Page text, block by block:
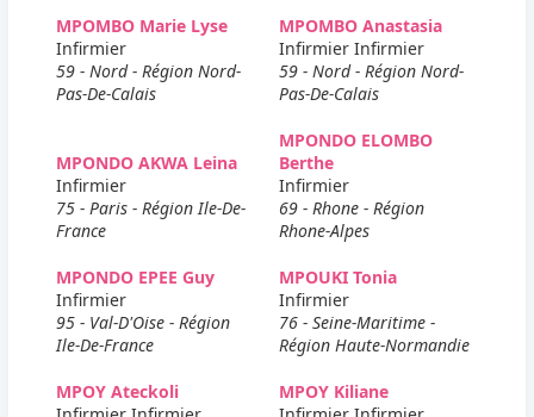
MPOMBO Marie Lyse
Infirmier
59 - Nord - Région Nord-
Pas-De-Calais
MPOMBO Anastasia
Infirmier Infirmier
59 - Nord - Région Nord-
Pas-De-Calais
MPONDO AKWA Leina
Infirmier
75 - Paris - Région Ile-De-
France
MPONDO ELOMBO
Berthe
Infirmier
69 - Rhone - Région
Rhone-Alpes
MPONDO EPEE Guy
Infirmier
95 - Val-D'Oise - Région
Ile-De-France
MPOUKI Tonia
Infirmier
76 - Seine-Maritime -
Région Haute-Normandie
MPOY Ateckoli
MPOY Kiliane